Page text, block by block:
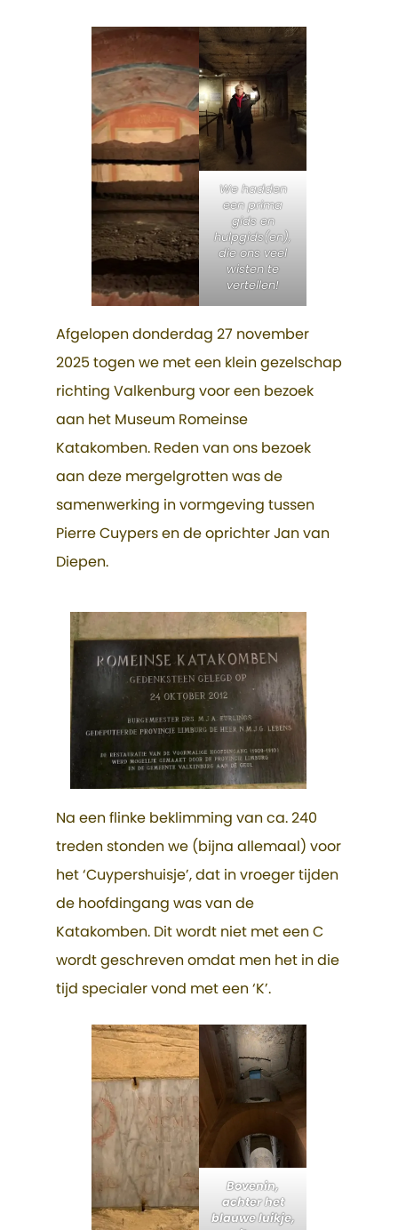
We hadden
een prima
gids en
hulpgids(en),
die ons veel
wisten te
vertellen!
Afgelopen donderdag 27 november
2025 togen we met een klein gezelschap
richting Valkenburg voor een bezoek
aan het Museum Romeinse
Katakomben. Reden van ons bezoek
aan deze mergelgrotten was de
samenwerking in vormgeving tussen
Pierre Cuypers en de oprichter Jan van
Diepen.
Na een flinke beklimming van ca. 240
treden stonden we (bijna allemaal) voor
het ‘Cuypershuisje’, dat in vroeger tijden
de hoofdingang was van de
Katakomben. Dit wordt niet met een C
wordt geschreven omdat men het in die
tijd specialer vond met een ‘K’.
Bovenin,
achter het
blauwe luikje,